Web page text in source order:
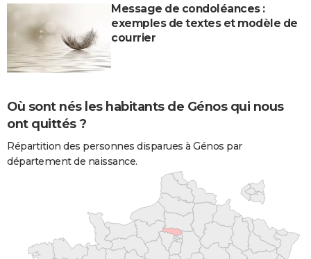
Message de condoléances :
exemples de textes et modèle de
courrier
Où sont nés les habitants de Génos qui nous
ont quittés ?
Répartition des personnes disparues à Génos par
département de naissance.